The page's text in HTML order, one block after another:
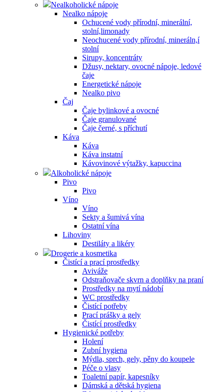
Nealkoholické nápoje
Nealko nápoje
Ochucené vody přírodní, minerální,
stolní,limonady
Neochucené vody přírodní, mineráln,í
stolní
Sirupy, koncentráty
Džusy, nektary, ovocné nápoje, ledové
čaje
Energetické nápoje
Nealko pivo
Čaj
Čaje bylinkové a ovocné
Čaje granulované
Čaje černé, s příchutí
Káva
Káva
Káva instatní
Kávovinové výtažky, kapuccina
Alkoholické nápoje
Pivo
Pivo
Víno
Víno
Sekty a šumivá vína
Ostatní vína
Lihoviny
Destiláty a likéry
Drogerie a kosmetika
Čistící a prací prostředky
Aviváže
Odstraňovače skvrn a doplňky na praní
Prostředky na mytí nádobí
WC prostředky
Čistící potřeby
Prací prášky a gely
Čistící prostředky
Hygienické potřeby
Holení
Zubní hygiena
Mýdla, sprch, gely, pěny do koupele
Péče o vlasy
Toaletní papír, kapesníky
Dámská a dětská hygiena